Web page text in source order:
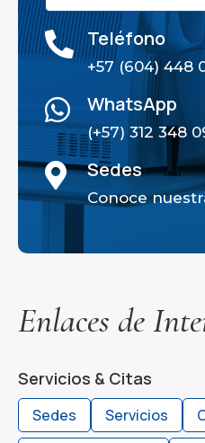
 Teléfono
+57 (604) 448
 WhatsApp
(+57) 312 348
 Sedes
Conoce
Enlaces de
Servicios & Citas
Sedes Servicios